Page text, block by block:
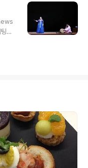
억이나 관여도는 떨어질
을 더 '좋아했느냐'에 대
셈이죠. 실제로 대부분의
은
한
자
소